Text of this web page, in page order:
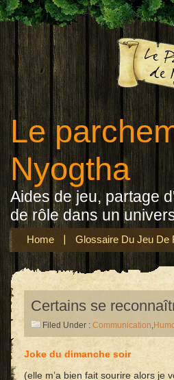
Le
Nyogtha
Aides de jeu, partage
de rôle dans un
Home Glossaire Du Jeu De
Certains se
Filed Under : Communication,
Joke du dimanche soir
(elle m’a bien fait sourire alors je